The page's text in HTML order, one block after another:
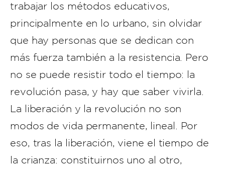
trabajar los métodos educativos,
principalmente en lo urbano, sin olvidar
que hay personas que se dedican con
más fuerza también a la resistencia. Pero
no se puede resistir todo el tiempo: la
revolución pasa, y hay que saber vivirla.
La liberación y la revolución no son
modos de vida permanente, lineal. Por
eso, tras la liberación, viene el tiempo de
la crianza: constituirnos uno al otro,